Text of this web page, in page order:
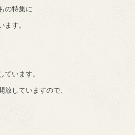
の特集に
す。
います。
していますので、